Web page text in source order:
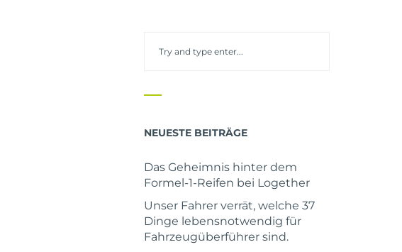
NEUESTE BEITRÄGE
Das Geheimnis hinter dem
Formel-1-Reifen bei Logether
Unser Fahrer verrät, welche 37
Dinge lebensnotwendig für
Fahrzeugüberführer sind.